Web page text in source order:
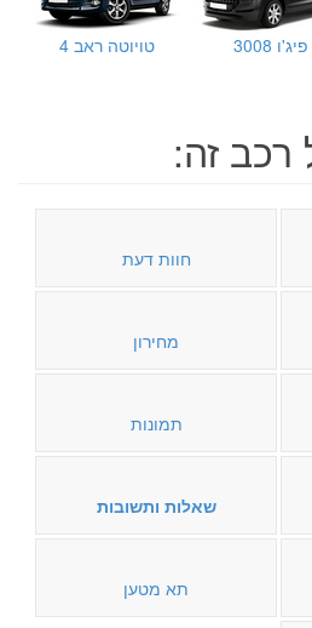
פיג'ו 3008 טויוטה ראב 4
רכב זה:
חוות דעת
מחירון
תמונות
שאלות ותשובות
תא מטען